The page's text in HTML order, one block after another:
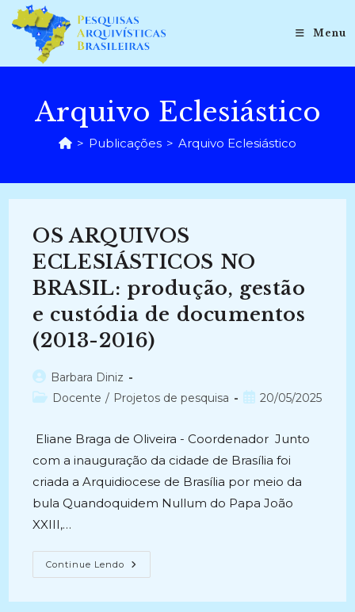
para
conteúdo
Menu
Arquivo Eclesiástico
> Publicações > Arquivo Eclesiástico
OS ARQUIVOS
ECLESIÁSTICOS NO
BRASIL: produção, gestão
e custódia de documentos
(2013-2016)
Autor
do
Barbara Diniz
Categoria
Docente / Projetos de pesquisa
Post20/05/2025
Eliane Braga de Oliveira - Coordenador Junto
com a inauguração da cidade de Brasília foi
criada a Arquidiocese de Brasília por meio da
bula Quandoquidem Nullum do Papa João
XXIII,…
Continue Lendo OS
ARQUIVOS